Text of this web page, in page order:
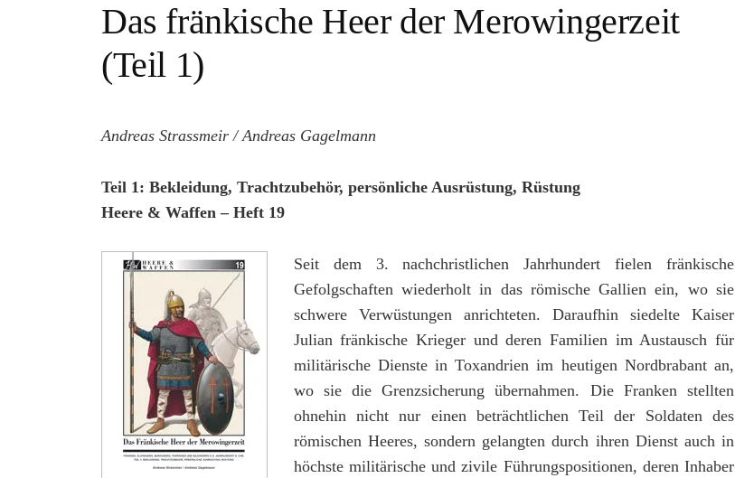
Das fränkische Heer der Merowingerzeit
(Teil 1)
Andreas Strassmeir / Andreas Gagelmann
Teil 1: Bekleidung, Trachtzubehör, persönliche Ausrüstung, Rüstung
Heere & Waffen – Heft 19
Seit dem 3. nachchristlichen Jahrhundert fielen fränkische
Gefolgschaften wiederholt in das römische Gallien ein, wo sie
schwere Verwüstungen anrichteten. Daraufhin siedelte Kaiser
Julian fränkische Krieger und deren Familien im Austausch für
militärische Dienste in Toxandrien im heutigen Nordbrabant an,
wo sie die Grenzsicherung übernahmen. Die Franken stellten
ohnehin nicht nur einen beträchtlichen Teil der Soldaten des
römischen Heeres, sondern gelangten durch ihren Dienst auch in
höchste militärische und zivile Führungspositionen, deren Inhaber